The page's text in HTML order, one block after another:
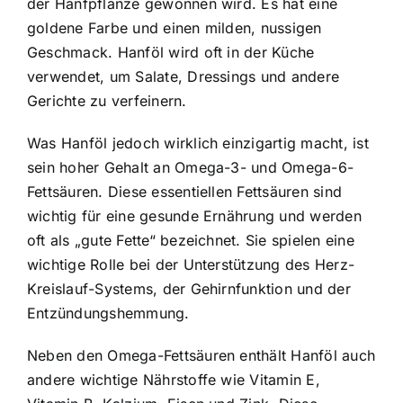
goldene Farbe und einen milden, nussigen
Geschmack. Hanföl wird oft in der Küche
verwendet, um Salate, Dressings und andere
Gerichte zu verfeinern.
Was Hanföl jedoch wirklich einzigartig macht, ist
sein hoher Gehalt an Omega-3- und Omega-6-
Fettsäuren. Diese essentiellen Fettsäuren sind
wichtig für eine gesunde Ernährung und werden
oft als „gute Fette“ bezeichnet. Sie spielen eine
wichtige Rolle bei der Unterstützung des Herz-
Kreislauf-Systems, der Gehirnfunktion und der
Entzündungshemmung.
Neben den Omega-Fettsäuren enthält Hanföl auch
andere wichtige Nährstoffe wie Vitamin E,